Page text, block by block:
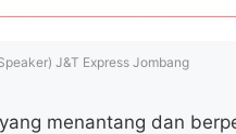
J&T Express Jombang
menantang dan